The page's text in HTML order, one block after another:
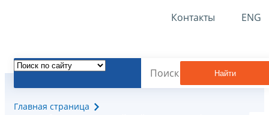
Контакты ENG
Найти
Главная страница